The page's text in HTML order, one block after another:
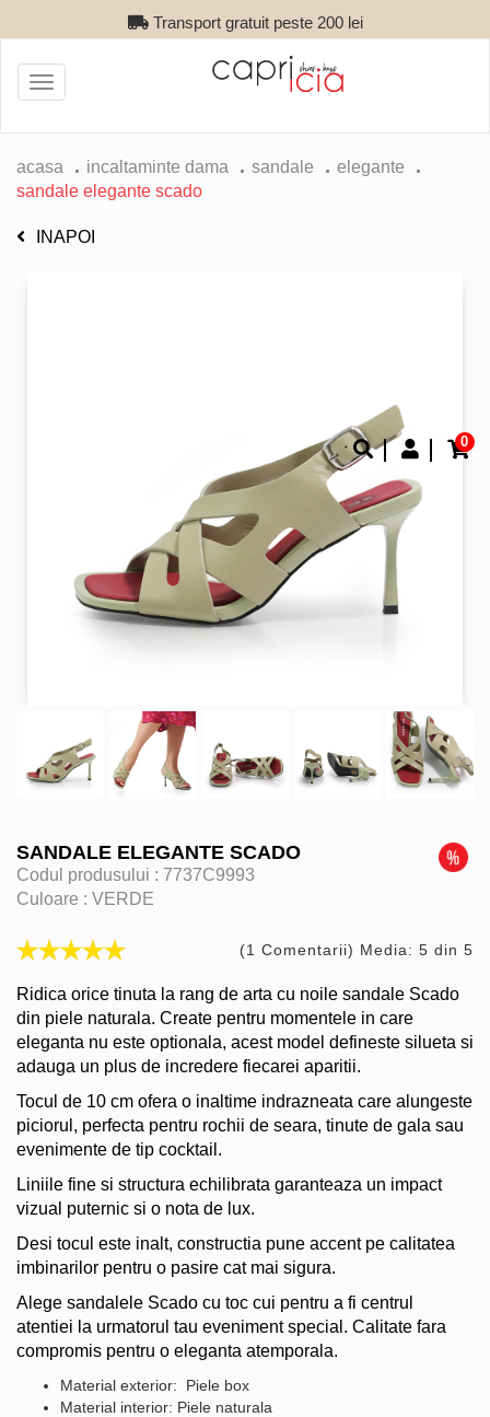
Transport gratuit peste 200 lei
0
Toggle
navigation
acasa incaltaminte dama sandale
elegante
sandale elegante scado
INAPOI
SANDALE ELEGANTE SCADO
Codul produsului : 7737C9993
Culoare : VERDE
(1 Comentarii) Media: 5 din 5
Ridica orice tinuta la rang de arta cu noile sandale Scado
din piele naturala. Create pentru momentele in care
eleganta nu este optionala, acest model defineste silueta si
adauga un plus de incredere fiecarei aparitii.
Tocul de 10 cm ofera o inaltime indrazneata care alungeste
piciorul, perfecta pentru rochii de seara, tinute de gala sau
evenimente de tip cocktail.
Liniile fine si structura echilibrata garanteaza un impact
vizual puternic si o nota de lux.
Desi tocul este inalt, constructia pune accent pe calitatea
imbinarilor pentru o pasire cat mai sigura.
Alege sandalele Scado cu toc cui pentru a fi centrul
atentiei la urmatorul tau eveniment special. Calitate fara
compromis pentru o eleganta atemporala.
Material exterior: Piele box
Material interior: Piele naturala